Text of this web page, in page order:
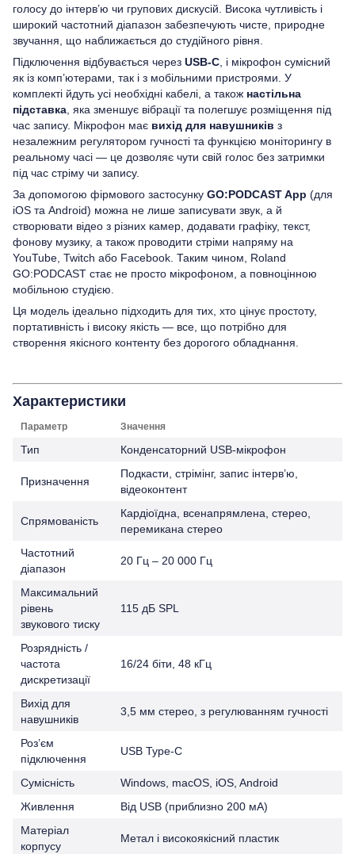
голосу до інтерв’ю чи групових дискусій. Висока чутливість і
широкий частотний діапазон забезпечують чисте, природне
звучання, що наближається до студійного рівня.
Підключення відбувається через USB-C , і мікрофон сумісний
як із комп’ютерами, так і з мобільними пристроями. У
комплекті йдуть усі необхідні кабелі, а також настільна
підставка , яка зменшує вібрації та полегшує розміщення під
час запису. Мікрофон має вихід для навушників з
незалежним регулятором гучності та функцією моніторингу в
реальному часі — це дозволяє чути свій голос без затримки
під час стріму чи запису.
За допомогою фірмового застосунку GO:PODCAST App (для
iOS та Android) можна не лише записувати звук, а й
створювати відео з різних камер, додавати графіку, текст,
фонову музику, а також проводити стріми напряму на
YouTube, Twitch або Facebook. Таким чином, Roland
GO:PODCAST стає не просто мікрофоном, а повноцінною
мобільною студією.
Ця модель ідеально підходить для тих, хто цінує простоту,
портативність і високу якість — все, що потрібно для
створення якісного контенту без дорогого обладнання.
Характеристики
Параметр Значення
Тип Конденсаторний USB-мікрофон
Призначення
Подкасти, стрімінг, запис інтерв’ю,
відеоконтент
Спрямованість
Кардіоїдна, всенапрямлена, стерео,
перемикана стерео
Частотний
діапазон
20 Гц – 20 000 Гц
Максимальний
рівень
звукового тиску
115 дБ SPL
Розрядність /
частота
дискретизації
16/24 біти, 48 кГц
Вихід для
навушників
3,5 мм стерео, з регулюванням гучності
Роз’єм
підключення
USB Type-C
Сумісність
Windows, macOS, iOS, Android
Живлення
Від USB (приблизно 200 мА)
Матеріал
корпусу
Метал і високоякісний пластик